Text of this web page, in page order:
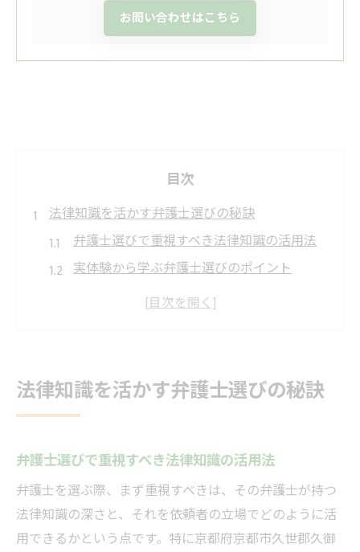
お問い合わせはこちら
目次
法律知識を活かす弁護士選びの秘訣
弁護士選びで重視すべき法律知識の活用法
実体験から学ぶ弁護士選びのポイント
弁護士が嫌がる行動を避ける選び方のコツ
複数の弁護士を比較する際の注目ポイント
弁護士相談時に気をつけたい注意点
相談前に確認したい弁護士の説明の明瞭さ
弁護士の法律知識を最大限活かす相談方法
トラブルになりやすい相談内容の伝え方
弁護士が嫌がる質問や態度を避ける秘訣
法律知識を活かす弁護士選びの秘訣
弁護士選びで重視すべき法律知識の活用法
弁護士を選ぶ際、まず重視すべきは、その弁護士が持つ
法律知識の深さと、それを依頼者の立場でどのように活
用できるかという点です。特に京都府京都市久世郡久御